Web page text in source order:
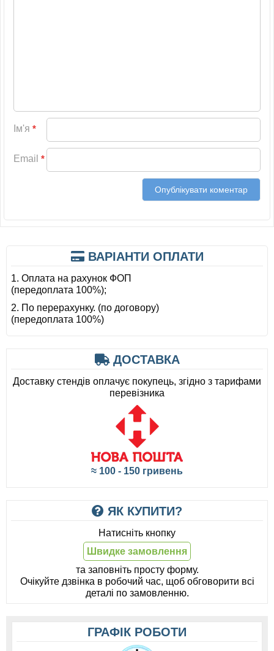
Ім'я *
Email *
ВАРІАНТИ ОПЛАТИ
1. Оплата на рахунок ФОП
(передоплата 100%);
2. По перерахунку. (по договору)
(передоплата 100%)
ДОСТАВКА
Доставку стендів оплачує покупець, згідно з тарифами
перевізника
≈ 100 - 150 гривень
ЯК КУПИТИ?
Натисніть кнопку
Швидке замовлення
та заповніть просту форму.
Очікуйте дзвінка в робочий час, щоб обговорити всі
деталі по замовленню.
ГРАФІК РОБОТИ